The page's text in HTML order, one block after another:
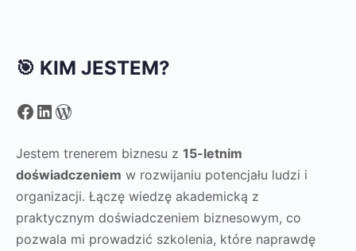
🎯 KIM JESTEM?
Facebook
LinkedIn
WordPress
Jestem trenerem biznesu z 15-letnim
doświadczeniem w rozwijaniu potencjału ludzi i
organizacji. Łączę wiedzę akademicką z
praktycznym doświadczeniem biznesowym, co
pozwala mi prowadzić szkolenia, które naprawdę